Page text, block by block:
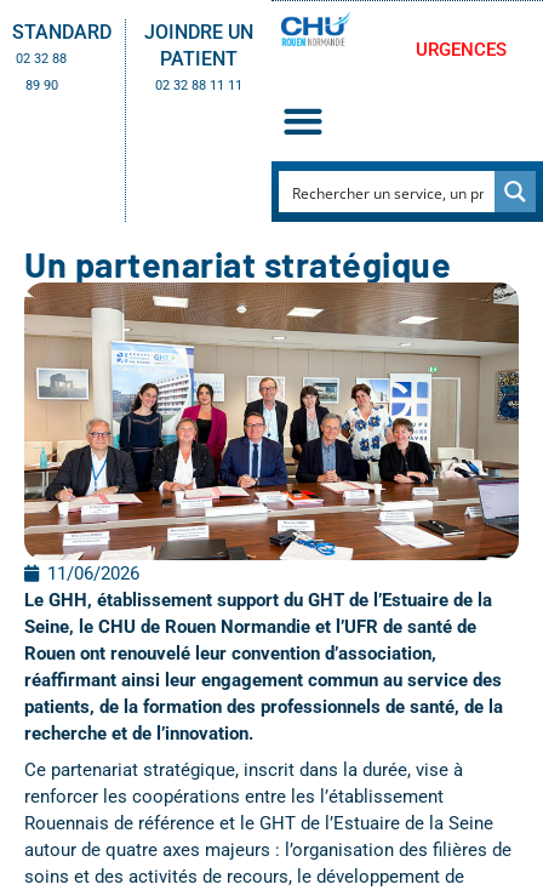
STANDARD
02 32 88
89 90
JOINDRE UN
PATIENT
02 32 88 11 11
URGENCES
Un partenariat stratégique
11/06/2026
Le GHH, établissement support du GHT de l’Estuaire de la
Seine, le CHU de Rouen Normandie et l’UFR de santé de
Rouen ont renouvelé leur convention d’association,
réaffirmant ainsi leur engagement commun au service des
patients, de la formation des professionnels de santé, de la
recherche et de l’innovation.
Ce partenariat stratégique, inscrit dans la durée, vise à
renforcer les coopérations entre les l’établissement
Rouennais de référence et le GHT de l’Estuaire de la Seine
autour de quatre axes majeurs : l’organisation des filières de
soins et des activités de recours, le développement de